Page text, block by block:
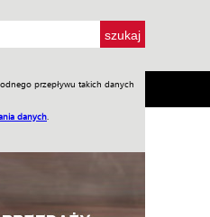
przepływu takich danych
danych
w WIW